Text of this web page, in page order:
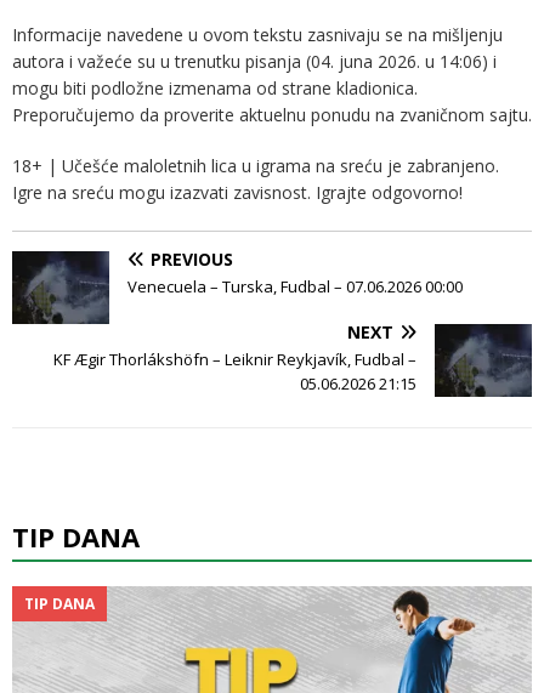
Informacije navedene u ovom tekstu zasnivaju se na mišljenju
autora i važeće su u trenutku pisanja (04. juna 2026. u 14:06) i
mogu biti podložne izmenama od strane kladionica.
Preporučujemo da proverite aktuelnu ponudu na zvaničnom sajtu.
18+ | Učešće maloletnih lica u igrama na sreću je zabranjeno.
Igre na sreću mogu izazvati zavisnost. Igrajte odgovorno!
PREVIOUS
Venecuela – Turska, Fudbal – 07.06.2026 00:00
NEXT
KF Ægir Thorlákshöfn – Leiknir Reykjavík, Fudbal –
05.06.2026 21:15
TIP DANA
TIP DANA